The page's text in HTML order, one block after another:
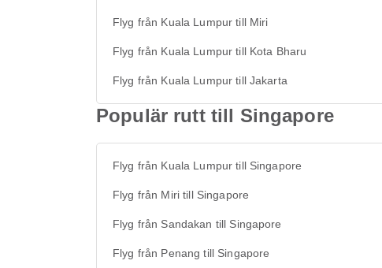
Flyg från Kuala Lumpur till Miri
Flyg från Kuala Lumpur till Kota Bharu
Flyg från Kuala Lumpur till Jakarta
Populär rutt till Singapore
Flyg från Kuala Lumpur till Singapore
Flyg från Miri till Singapore
Flyg från Sandakan till Singapore
Flyg från Penang till Singapore